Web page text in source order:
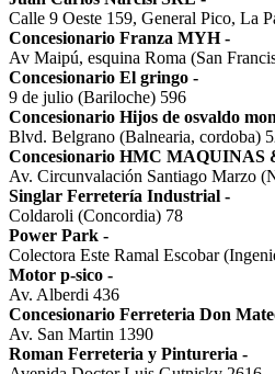
Calle 9 Oeste 159, General Pico, La
Concesionario Franza MYH -
Av Maipú, esquina Roma (San
Concesionario El gringo -
9 de julio (Bariloche) 596
Concesionario Hijos de osvaldo
Blvd. Belgrano (Balnearia, cordoba)
Concesionario HMC
Av. Circunvalación Santiago Marzo
Singlar Ferretería Industrial -
Coldaroli (Concordia) 78
Power Park -
Colectora Este Ramal Escobar
Motor p-sico -
Av. Alberdi 436
Concesionario Ferreteria Don
Av. San Martin 1390
Roman Ferreteria y Pintureria -